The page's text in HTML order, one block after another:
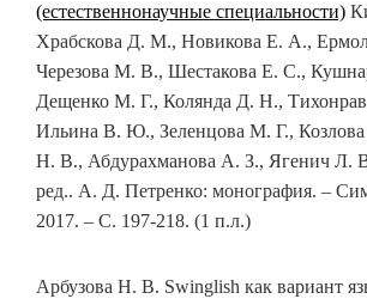
(естественнонаучные специальности)
Храбскова Д. М., Новикова Е. А.,
Черезова М. В., Шестакова Е. С.,
Дещенко М. Г., Колянда Д. Н.,
Ильина В. Ю., Зеленцова М. Г.,
Н. В., Абдурахманова А. З., Ягенич Л.
ред.. А. Д. Петренко: монография. –
2017. – С. 197-218. (1 п.л.)
Арбузова Н. В. Swinglish как вариант